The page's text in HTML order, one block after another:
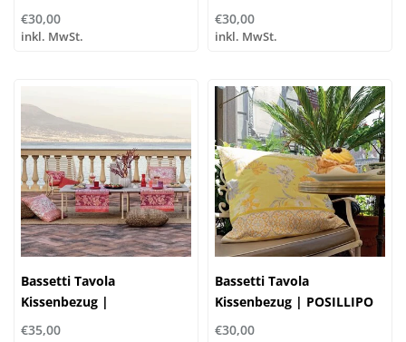
coffee-cream
€30,00
inkl. MwSt.
CAPODIMONTE B1| 100%
Baumwolle
€30,00
inkl. MwSt.
Bassetti Tavola
Kissenbezug |
CAPODIMONTE R1
€35,00
Bassetti Tavola
Kissenbezug | POSILLIPO
Y1
€30,00